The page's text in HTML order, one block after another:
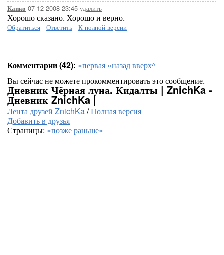
Каико 07-12-2008-23:45 удалить
Хорошо сказано. Хорошо и верно.
Обратиться - Ответить - К полной версии
Комментарии (42): «первая «назадвверх^
Вы сейчас не можете прокомментировать это сообщение.
Дневник Чёрная луна. Кидалты | ZnichKa -
Дневник ZnichKa |
Лента друзей ZnichKa/Полная версия
Добавить в друзья
Страницы: «позжераньше»